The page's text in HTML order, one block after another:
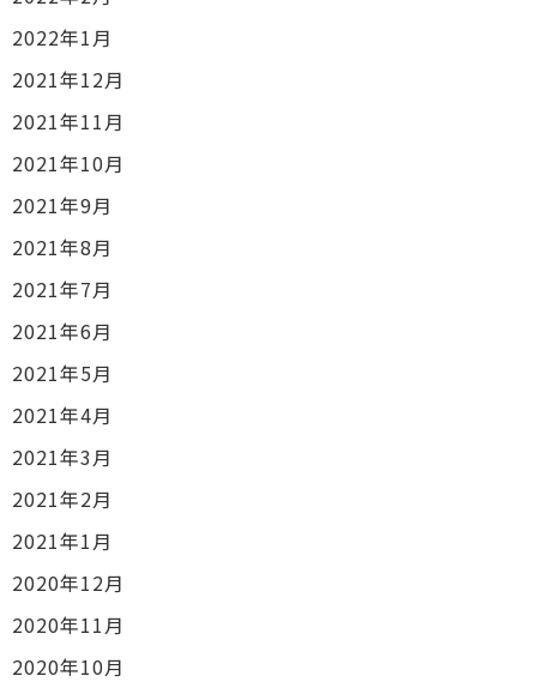
2022年1月
2021年12月
2021年11月
2021年10月
2021年9月
2021年8月
2021年7月
2021年6月
2021年5月
2021年4月
2021年3月
2021年2月
2021年1月
2020年12月
2020年11月
2020年10月